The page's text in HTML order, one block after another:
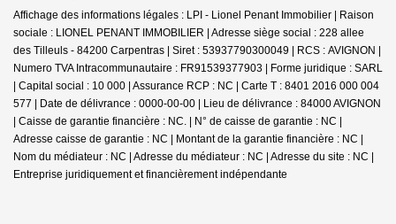
Affichage des informations légales : LPI - Lionel Penant Immobilier | Raison
sociale : LIONEL PENANT IMMOBILIER | Adresse siège social : 228 allee
des Tilleuls - 84200 Carpentras | Siret : 53937790300049 | RCS : AVIGNON |
Numero TVA Intracommunautaire : FR91539377903 | Forme juridique : SARL
| Capital social : 10 000 | Assurance RCP : NC | Carte T : 8401 2016 000 004
577 | Date de délivrance : 0000-00-00 | Lieu de délivrance : 84000 AVIGNON
| Caisse de garantie financière : NC. | N° de caisse de garantie : NC |
Adresse caisse de garantie : NC | Montant de la garantie financière : NC |
Nom du médiateur : NC | Adresse du médiateur : NC | Adresse du site : NC |
Entreprise juridiquement et financièrement indépendante